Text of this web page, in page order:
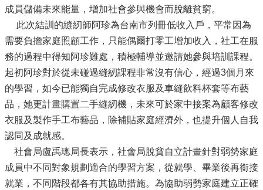
成員儲備未來能量，增加社會參與機會而脫離貧窮。
此次結訓的縫紉師阿珍為台南市列冊低收入戶，平常因為
需要負擔家庭照顧工作，只能偶爾打零工增加收入，社工在服
務的過程中得知阿珍難處，積極輔導並邀請她參與培訓課程。
起初阿珍對於從未碰過縫紉課程非常沒有信心，經過3個月來
的學習，如今已能獨自完成修改衣服及車縫飲料杯套等布藝
品，她更計畫購置二手縫紉機，未來可於家中接案為顧客修改
衣服及製作手工布藝品，除補貼家庭經濟外，也提升個人自我
認同及成就感。
社會局盧禹璁局長表示，社會局脫貧自立計畫針對弱勢家庭
成員中不同對象規劃適合的學習方案，從就學、畢業後再銜接
就業，不同階段都各有其協助措施。為協助弱勢家庭建立正確